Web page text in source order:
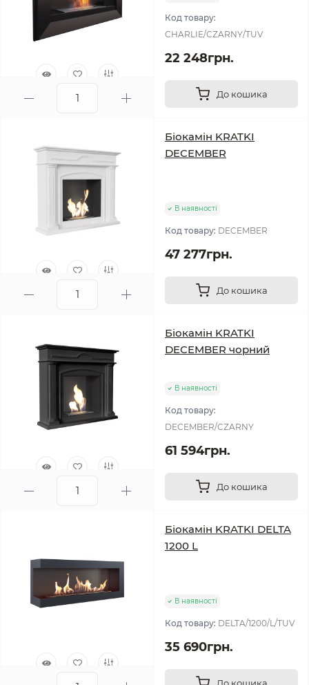
Код товару:
CHARLIE/CZARNY/TUV
22 248грн.
До кошика
Біокамін KRATKI
DECEMBER
В наявності
Код товару: DECEMBER
47 277грн.
До кошика
Біокамін KRATKI
DECEMBER чорний
В наявності
Код товару:
DECEMBER/CZARNY
61 594грн.
До кошика
Біокамін KRATKI DELTA
1200 L
В наявності
Код товару: DELTA/1200/L/TUV
35 690грн.